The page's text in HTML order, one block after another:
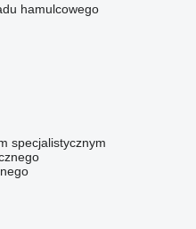
hamulcowego
specjalistycznym